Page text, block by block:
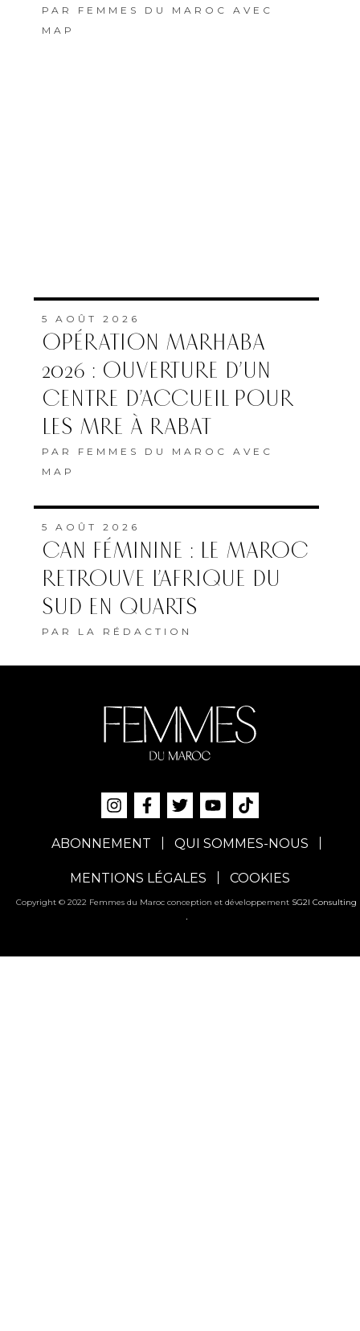
PAR FEMMES DU MAROC AVEC
MAP
5 AOÛT 2026
OPÉRATION MARHABA
2026 : OUVERTURE D’UN
CENTRE D’ACCUEIL POUR
LES MRE À RABAT
PAR FEMMES DU MAROC AVEC
MAP
5 AOÛT 2026
CAN FÉMININE : LE MAROC
RETROUVE L’AFRIQUE DU
SUD EN QUARTS
PAR LA RÉDACTION
ABONNEMENT QUI SOMMES-NOUS
MENTIONS LÉGALES COOKIES
Copyright © 2022 Femmes du Maroc conception et développement SG2I Consulting